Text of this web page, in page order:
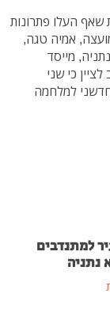
שאף העלו פתרונות
אמיה טגה,
מייסד
כי שני
למלחמה
למתנדבים
נתניה